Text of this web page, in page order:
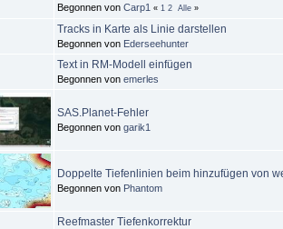
Begonnen von Carp1 « 1 2 Alle»
Tracks in Karte als Linie darstellen
Begonnen von Ederseehunter
Text in RM-Modell einfügen
Begonnen von emerles
SAS.Planet-Fehler
Begonnen von garik1
Doppelte Tiefenlinien beim hinzufügen von
Begonnen von Phantom
Reefmaster Tiefenkorrektur